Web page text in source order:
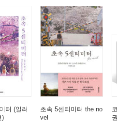
터 (일러
)
초속 5센티미터 the no
vel